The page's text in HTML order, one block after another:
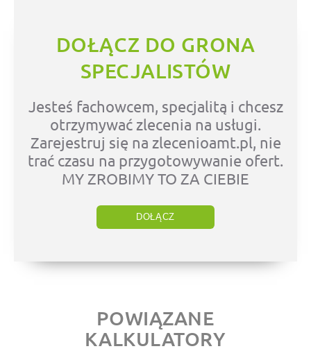
DOŁĄCZ DO GRONA
SPECJALISTÓW
Jesteś fachowcem, specjalitą i chcesz
otrzymywać zlecenia na usługi.
Zarejestruj się na zlecenioamt.pl, nie
trać czasu na przygotowywanie ofert.
MY ZROBIMY TO ZA CIEBIE
DOŁĄCZ
POWIĄZANE
KALKULATORY